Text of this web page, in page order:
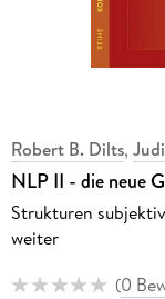
Robert B. Dilts,
NLP II - die neue
Strukturen
weiter
(0